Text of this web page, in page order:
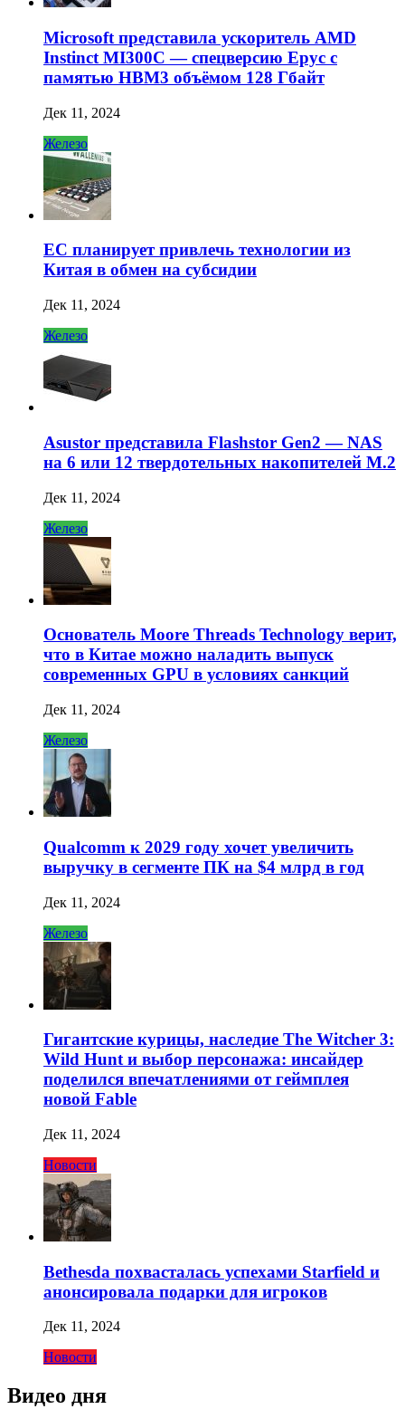
Microsoft представила ускоритель AMD
Instinct MI300C — спецверсию Epyc с
памятью HBM3 объёмом 128 Гбайт
Дек 11, 2024
Железо
ЕС планирует привлечь технологии из
Китая в обмен на субсидии
Дек 11, 2024
Железо
Asustor представила Flashstor Gen2 — NAS
на 6 или 12 твердотельных накопителей M.2
Дек 11, 2024
Железо
Основатель Moore Threads Technology верит,
что в Китае можно наладить выпуск
современных GPU в условиях санкций
Дек 11, 2024
Железо
Qualcomm к 2029 году хочет увеличить
выручку в сегменте ПК на $4 млрд в год
Дек 11, 2024
Железо
Гигантские курицы, наследие The Witcher 3:
Wild Hunt и выбор персонажа: инсайдер
поделился впечатлениями от геймплея
новой Fable
Дек 11, 2024
Новости
Bethesda похвасталась успехами Starfield и
анонсировала подарки для игроков
Дек 11, 2024
Новости
Видео дня